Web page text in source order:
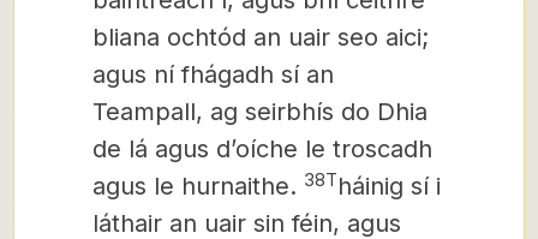
bliana ochtód an uair seo aici;
agus ní fhágadh sí an
Teampall, ag seirbhís do Dhia
de lá agus dʼoíche le troscadh
agus le hurnaithe. 38Tháinig sí i
láthair an uair sin féin, agus